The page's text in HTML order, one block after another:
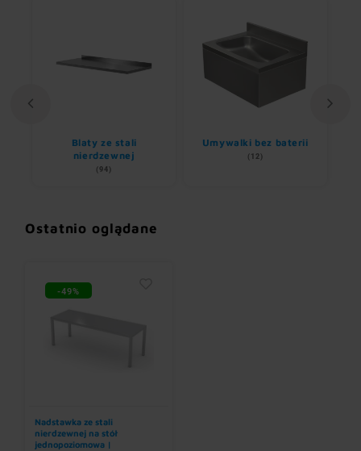
Blaty ze stali
nierdzewnej
(94)
Umywalki bez baterii
(12)
Ostatnio oglądane
-49%
Nadstawka ze stali
nierdzewnej na stół
jednopoziomowa |